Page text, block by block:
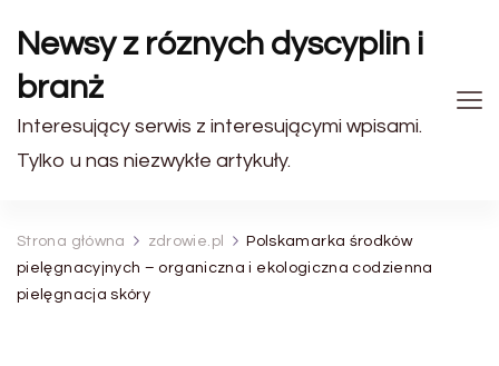
Newsy z róznych dyscyplin i
branż
Interesujący serwis z interesującymi wpisami.
Tylko u nas niezwykłe artykuły.
Strona główna zdrowie.pl
Polskamarka środków
pielęgnacyjnych – organiczna i ekologiczna codzienna
pielęgnacja skóry